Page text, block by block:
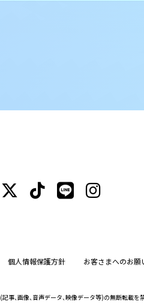
個人情報保護方針 お客さまへのお願
(記事、画像、音声データ、映像データ等)の無断転載を